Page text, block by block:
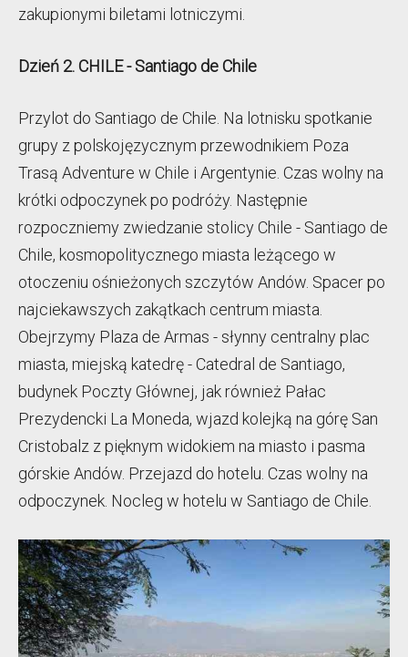
zakupionymi biletami lotniczymi.
Dzień 2. CHILE - Santiago de Chile
Przylot do Santiago de Chile. Na lotnisku spotkanie
grupy z polskojęzycznym przewodnikiem Poza
Trasą Adventure w Chile i Argentynie. Czas wolny na
krótki odpoczynek po podróży. Następnie
rozpoczniemy zwiedzanie stolicy Chile - Santiago de
Chile, kosmopolitycznego miasta leżącego w
otoczeniu ośnieżonych szczytów Andów. Spacer po
najciekawszych zakątkach centrum miasta.
Obejrzymy Plaza de Armas - słynny centralny plac
miasta, miejską katedrę - Catedral de Santiago,
budynek Poczty Głównej, jak również Pałac
Prezydencki La Moneda, wjazd kolejką na górę San
Cristobalz z pięknym widokiem na miasto i pasma
górskie Andów. Przejazd do hotelu. Czas wolny na
odpoczynek. Nocleg w hotelu w Santiago de Chile.